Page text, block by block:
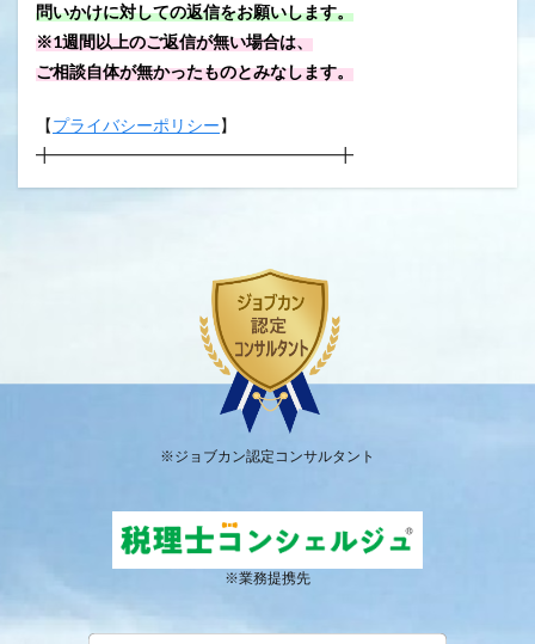
問いかけに対しての返信をお願いします。
※1週間以上のご返信が無い場合は、
ご相談自体が無かったものとみなします。
【プライバシーポリシー】
╋━━━━━━━━━━━━━━━━━╋
※ジョブカン認定コンサルタント
※業務提携先